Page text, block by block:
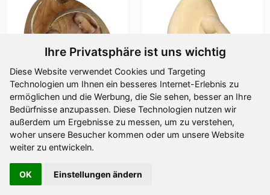
Ihre Privatsphäre ist uns wichtig
Diese Website verwendet Cookies und Targeting
Technologien um Ihnen ein besseres Internet-Erlebnis zu
ermöglichen und die Werbung, die Sie sehen, besser an Ihre
Bedürfnisse anzupassen. Diese Technologien nutzen wir
außerdem um Ergebnisse zu messen, um zu verstehen,
woher unsere Besucher kommen oder um unsere Website
weiter zu entwickeln.
OK Einstellungen ändern
Hl.Familie modern
Design
Ab16,40 €
Hl.Familie
Ab 19,40 €